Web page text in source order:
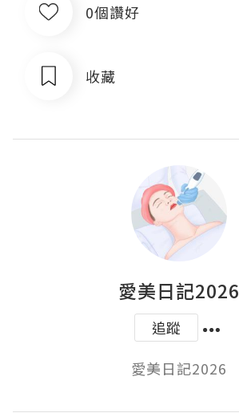
0個讚好
收藏
愛美日記2026
追蹤
愛美日記2026